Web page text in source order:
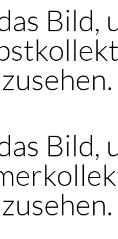
Bild,
Bild,